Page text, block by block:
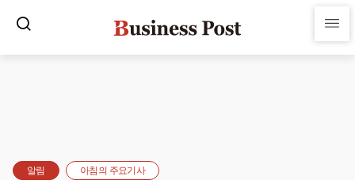
알림 아침의 주요기사